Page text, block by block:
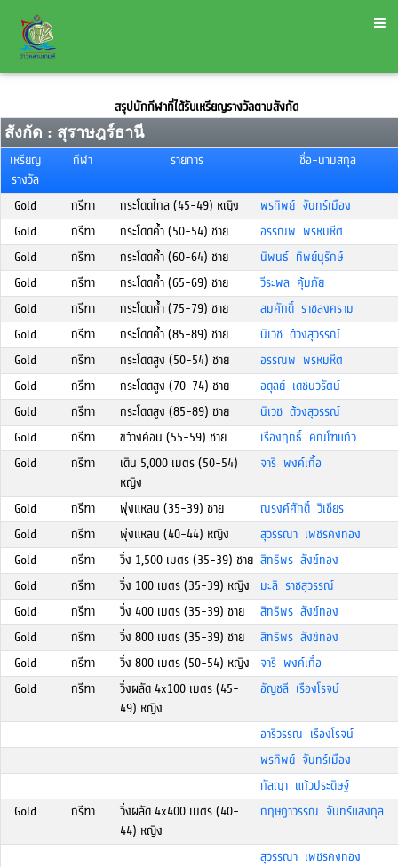
สรุปนักกีฬาที่ได้รับเหรียญรางวัลตามสังกัด
สังกัด : สุราษฎร์ธานี
เหรียญ
รางวัล
กีฬา รายการ ชื่อ-นามสกุล
Gold กรีฑา กระโดดไกล (45-49) หญิง
พรทิพย์ จันทร์เมือง
Gold
กรีฑา กระโดดค้ำ (50-54) ชาย
อรรณพ พรหมหีต
Gold
กรีฑา กระโดดค้ำ (60-64) ชาย
นิพนธ์ ทิพย์นุรักษ์
Gold
กรีฑา กระโดดค้ำ (65-69) ชาย
วีระพล คุ้มภัย
Gold
กรีฑา กระโดดค้ำ (75-79) ชาย
สมศักดิ์ ราชสงคราม
Gold
กรีฑา กระโดดค้ำ (85-89) ชาย
นิเวช ด้วงสุวรรณ์
Gold
กรีฑา กระโดดสูง (50-54) ชาย
อรรณพ พรหมหีต
Gold
กรีฑา กระโดดสูง (70-74) ชาย
อดุลย์ เดชนวรัตน์
Gold
กรีฑา กระโดดสูง (85-89) ชาย
นิเวช ด้วงสุวรรณ์
Gold
กรีฑา ขว้างค้อน (55-59) ชาย
เรืองฤทธิ์ คณโฑแก้ว
Gold
กรีฑา
เดิน 5,000 เมตร (50-54)
หญิง
จารี พงค์เกื้อ
Gold กรีฑา พุ่งแหลน (35-39) ชาย
ณรงค์ศักดิ์ วิเชียร
Gold
กรีฑา พุ่งแหลน (40-44) หญิง
สุวรรณา เพชรคงทอง
Gold
กรีฑา วิ่ง 1,500 เมตร (35-39) ชาย สิทธิพร สังข์ทอง
Gold
กรีฑา วิ่ง 100 เมตร (35-39) หญิง
มะลิ ราชสุวรรณ์
Gold
กรีฑา วิ่ง 400 เมตร (35-39) ชาย
สิทธิพร สังข์ทอง
Gold
กรีฑา วิ่ง 800 เมตร (35-39) ชาย
สิทธิพร สังข์ทอง
Gold
กรีฑา วิ่ง 800 เมตร (50-54) หญิง
จารี พงค์เกื้อ
Gold
กรีฑา
วิ่งผลัด 4x100 เมตร (45-
49) หญิง
อัญชลี เรืองโรจน์
อารีวรรณ เรืองโรจน์
พรทิพย์ จันทร์เมือง
กัลญา แก้วประดิษฐ์
Gold
กรีฑา
วิ่งผลัด 4x400 เมตร (40-
44) หญิง
กฤษฎาวรรณ จันทร์แสงกุล
สุวรรณา เพชรคงทอง